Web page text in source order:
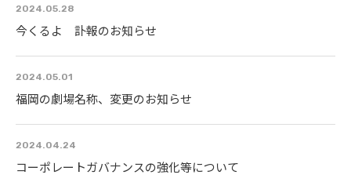
2024.05.28
今くるよ 訃報のお知らせ
2024.05.01
福岡の劇場名称、変更のお知らせ
2024.04.24
コーポレートガバナンスの強化等について